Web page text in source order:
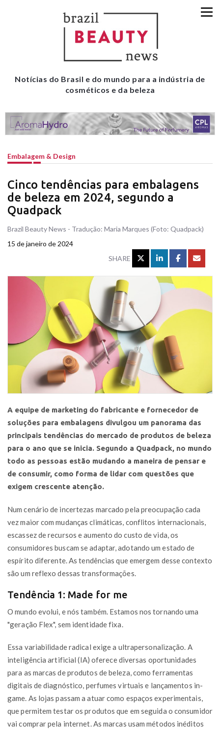
Notícias do Brasil e do mundo para a indústria de
cosméticos e da beleza
Embalagem & Design
Cinco tendências para embalagens
de beleza em 2024, segundo a
Quadpack
Brazil Beauty News - Tradução: Maria Marques (Foto: Quadpack)
15 de janeiro de 2024
SHARE
A equipe de marketing do fabricante e fornecedor de
soluções para embalagens divulgou um panorama das
principais tendências do mercado de produtos de beleza
para o ano que se inicia. Segundo a Quadpack, no mundo
todo as pessoas estão mudando a maneira de pensar e
de consumir, como forma de lidar com questões que
exigem crescente atenção.
Num cenário de incertezas marcado pela preocupação cada
vez maior com mudanças climáticas, conflitos internacionais,
escassez de recursos e aumento do custo de vida, os
consumidores buscam se adaptar, adotando um estado de
espírito diferente. As tendências que emergem desse contexto
são um reflexo dessas transformações.
Tendência 1: Made for me
O mundo evolui, e nós também. Estamos nos tornando uma
"geração Flex", sem identidade fixa.
Essa variabilidade radical exige a ultrapersonalização. A
inteligência artificial (IA) oferece diversas oportunidades
para as marcas de produtos de beleza, como ferramentas
digitais de diagnóstico, perfumes virtuais e lançamentos in-
game. As lojas passam a atuar como espaços experimentais,
que permitem testar os produtos que em seguida o consumidor
vai comprar pela internet. As marcas usam métodos inéditos